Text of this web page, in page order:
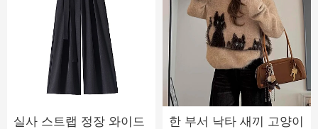
실사 스트랩 정장 와이드
한 부서 낙타 새끼 고양이